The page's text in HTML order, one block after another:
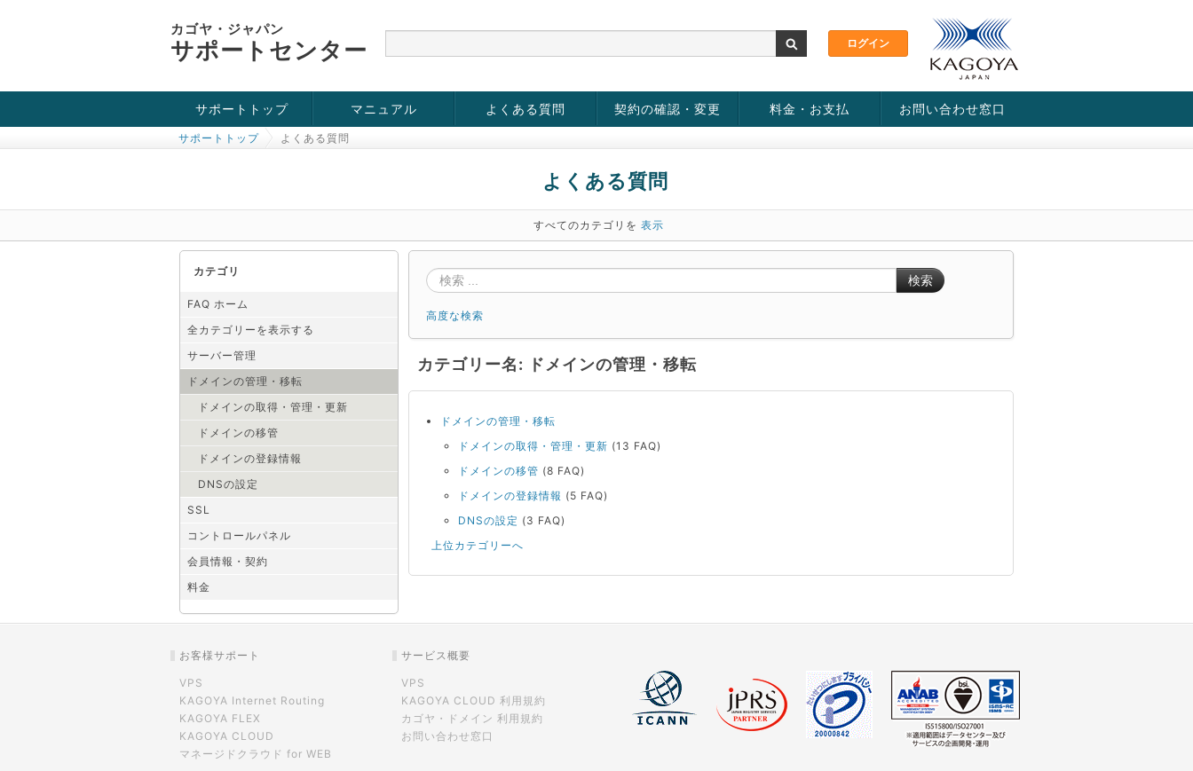
カゴヤ・ジャパン
サポートセンター
サポートトップ
お役立ち情報
チュートリアル
障害・メンテナンス情報
マニュアル よくある質問 契約の確認・変更 料金・お支払 お問い合わせ窓口
サポートトップ よくある質問
よくある質問
すべてのカテゴリを 表示
カテゴリ
FAQ ホーム
全カテゴリーを表示する
サーバー管理
ドメインの管理・移転
ドメインの取得・管理・更新
ドメインの移管
ドメインの登録情報
DNSの設定
SSL
コントロールパネル
会員情報・契約
料金
検索
高度な検索
カテゴリー名: ドメインの管理・移転
ドメインの管理・移転
ドメインの取得・管理・更新 (13 FAQ)
ドメインの移管 (8 FAQ)
ドメインの登録情報 (5 FAQ)
DNSの設定 (3 FAQ)
上位カテゴリーへ
お客様サポート
VPS
KAGOYA Internet Routing
KAGOYA FLEX
KAGOYA CLOUD
マネージドクラウド for WEB
サービス概要
VPS
KAGOYA CLOUD 利用規約
カゴヤ・ドメイン 利用規約
お問い合わせ窓口